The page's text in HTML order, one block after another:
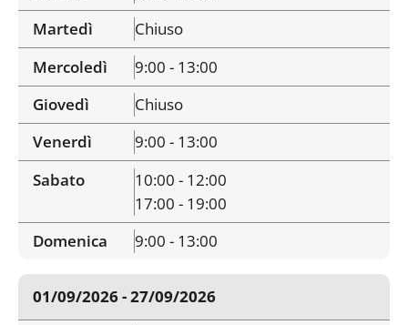
Martedì
Chiuso
Mercoledì
9:00 - 13:00
Giovedì
Chiuso
Venerdì
9:00 - 13:00
Sabato
10:00 - 12:00
17:00 - 19:00
Domenica
9:00 - 13:00
01/09/2026 - 27/09/2026